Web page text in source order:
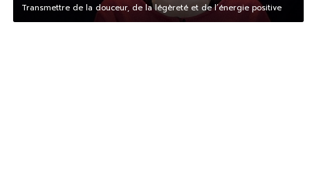
Transmettre de la douceur, de la légèreté et de l’énergie positive